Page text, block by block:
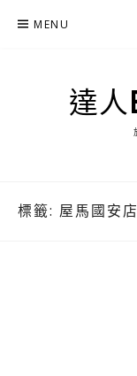
MENU
達人
標籤: 屋馬國安店